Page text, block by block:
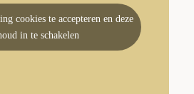
cookies te accepteren en deze
in te schakelen